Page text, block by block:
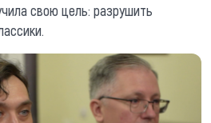
свою цель: разрушить